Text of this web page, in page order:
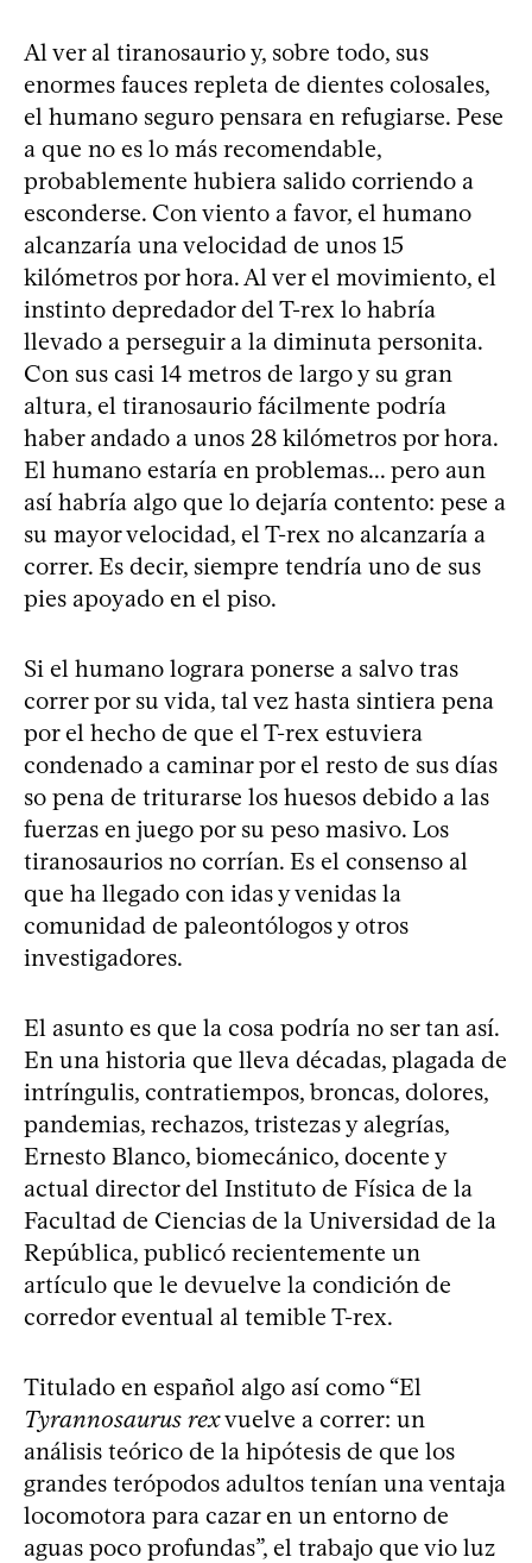
Al ver al tiranosaurio y, sobre todo, sus
enormes fauces repleta de dientes colosales,
el humano seguro pensara en refugiarse. Pese
a que no es lo más recomendable,
probablemente hubiera salido corriendo a
esconderse. Con viento a favor, el humano
alcanzaría una velocidad de unos 15
kilómetros por hora. Al ver el movimiento, el
instinto depredador del T-rex lo habría
llevado a perseguir a la diminuta personita.
Con sus casi 14 metros de largo y su gran
altura, el tiranosaurio fácilmente podría
haber andado a unos 28 kilómetros por hora.
El humano estaría en problemas... pero aun
así habría algo que lo dejaría contento: pese a
su mayor velocidad, el T-rex no alcanzaría a
correr. Es decir, siempre tendría uno de sus
pies apoyado en el piso.
Si el humano lograra ponerse a salvo tras
correr por su vida, tal vez hasta sintiera pena
por el hecho de que el T-rex estuviera
condenado a caminar por el resto de sus días
so pena de triturarse los huesos debido a las
fuerzas en juego por su peso masivo. Los
tiranosaurios no corrían. Es el consenso al
que ha llegado con idas y venidas la
comunidad de paleontólogos y otros
investigadores.
El asunto es que la cosa podría no ser tan así.
En una historia que lleva décadas, plagada de
intríngulis, contratiempos, broncas, dolores,
pandemias, rechazos, tristezas y alegrías,
Ernesto Blanco, biomecánico, docente y
actual director del Instituto de Física de la
Facultad de Ciencias de la Universidad de la
República, publicó recientemente un
artículo que le devuelve la condición de
corredor eventual al temible T-rex.
Titulado en español algo así como “El
Tyrannosaurus rexvuelve a correr: un
análisis teórico de la hipótesis de que los
grandes terópodos adultos tenían una ventaja
locomotora para cazar en un entorno de
aguas poco profundas”, el trabajo que vio luz